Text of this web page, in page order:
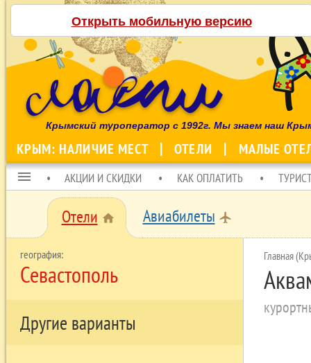
Открыть мобильную версию
Крымский туроператор с 1992г. Мы знаем наш
КРЫМ: НАЛИЧИЕ МЕСТ ОТЕЛИ МАЛЫЕ
menu АКЦИИ И СКИДКИ КАК ОПЛАТИТЬ
Отели home Авиабилеты local_airport
Севастополь
Другие варианты
Главная